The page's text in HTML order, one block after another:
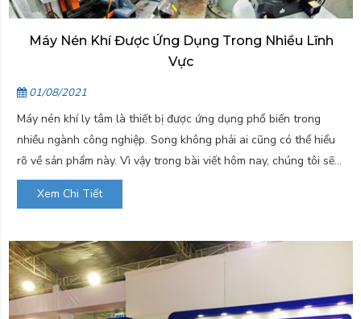
Máy Nén Khí Được Ứng Dụng Trong Nhiều Lĩnh
Vực
01/08/2021
Máy nén khí ly tâm là thiết bị được ứng dụng phổ biến trong
nhiều ngành công nghiệp. Song không phải ai cũng có thể hiểu
rõ về sản phẩm này. Vì vậy trong bài viết hôm nay, chúng tôi sẽ
chia sẻ tới bạn đọc toàn bộ thông tin...
Xem Chi Tiết